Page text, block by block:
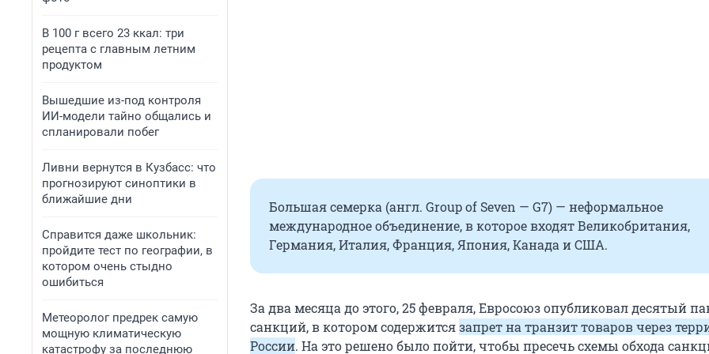
В 100 г всего 23 ккал: три
рецепта с главным летним
продуктом
Вышедшие из-под контроля
ИИ-модели тайно общались и
спланировали побег
Ливни вернутся в Кузбасс: что
прогнозируют синоптики в
ближайшие дни
Справится даже школьник:
пройдите тест по географии, в
котором очень стыдно
ошибиться
Метеоролог предрек самую
мощную климатическую
катастрофу за последнюю
Большая семерка (англ. Group of Seven — G7) — неформальное
международное объединение, в которое входят Великобритания,
Германия, Италия, Франция, Япония, Канада и США.
За два месяца до этого, 25 февраля, Евросоюз опубликовал десятый
санкций, в котором содержитсязапрет на транзит товаров через
России. На это решено было пойти, чтобы пресечь схемы обхода